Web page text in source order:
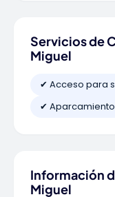
Servicios de
Miguel
✔ Acceso para
✔
Información
Miguel